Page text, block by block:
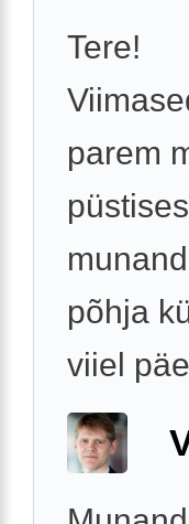
Tere!
parem
põhja
viiel